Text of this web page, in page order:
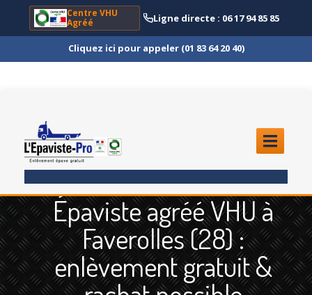
Centre VHU
Agréé
Ligne directe : 06 17 94 85 85
Cliquez ici pour appeler (01 83 64 20 40)
ENLÈVEMENTÉPAVE
Quoi ?
Scooteret Moto
Épaviste agréé VHU à
Faverolles (28) :
enlèvement gratuit &